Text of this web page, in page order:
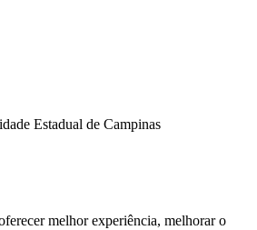
Estadual de Campinas
melhor experiência, melhorar o